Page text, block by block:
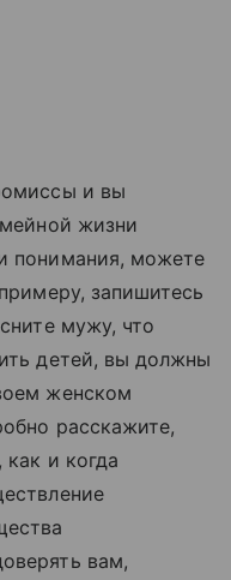
и вы
жизни
понимания, можете
запишитесь
мужу, что
детей, вы должны
женском
расскажите,
как и когда
вам,